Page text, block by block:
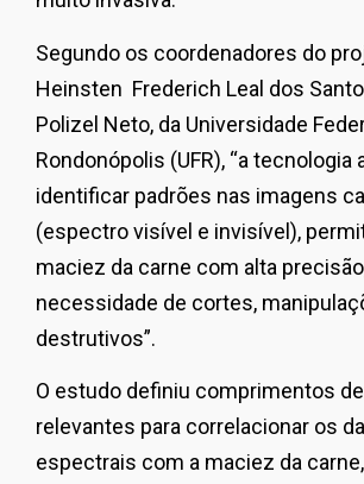
Segundo os coordenadores do
Heinsten Frederich Leal dos
Polizel Neto, da Universidade
Rondonópolis (UFR), “a tecnologia
identificar padrões nas imagens
(espectro visível e invisível),
maciez da carne com alta
necessidade de cortes,
destrutivos”.
O estudo definiu comprimentos
relevantes para correlacionar os
espectrais com a maciez da carne,